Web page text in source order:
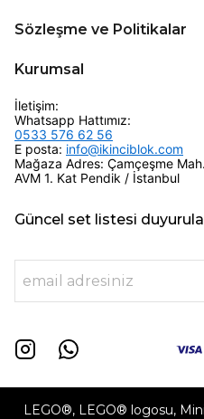
Sözleşme ve Politikalar
Kurumsal
İletişim:
Whatsapp Hattımız:
0533 576 62 56
E posta: info@ikinciblok.com
Mağaza Adres: Çamçeşme
AVM 1. Kat Pendik / İstanbul
Güncel set listesi
LEGO®, LEGO® logosu,